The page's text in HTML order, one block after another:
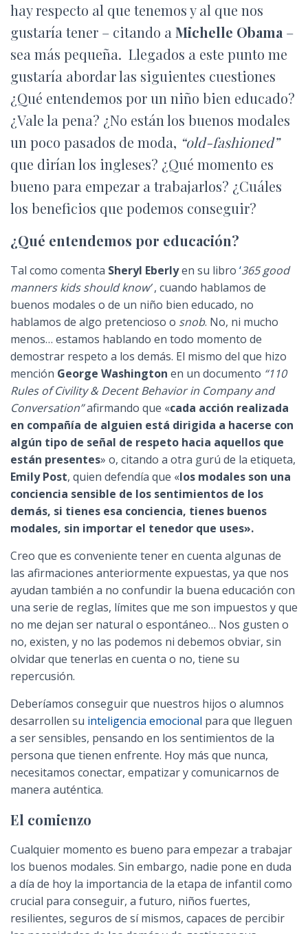
hay respecto al que tenemos y al que nos
gustaría tener – citando a Michelle Obama –
sea más pequeña. Llegados a este punto me
gustaría abordar las siguientes cuestiones
¿Qué entendemos por un niño bien educado?
¿Vale la pena? ¿No están los buenos modales
un poco pasados de moda, “old-fashioned”
que dirían los ingleses? ¿Qué momento es
bueno para empezar a trabajarlos? ¿Cuáles
los beneficios que podemos conseguir?
¿Qué entendemos por educación?
Tal como comenta Sheryl Eberlyen su libro ‘365 good
manners kids should know’, cuando hablamos de
buenos modales o de un niño bien educado, no
hablamos de algo pretencioso o snob. No, ni mucho
menos… estamos hablando en todo momento de
demostrar respeto a los demás. El mismo del que hizo
mención George Washington en un documento “110
Rules of Civility & Decent Behavior in Company and
Conversation”afirmando que «cada acción realizada
en compañía de alguien está dirigida a hacerse con
algún tipo de señal de respeto hacia aquellos que
están presentes» o, citando a otra gurú de la etiqueta,
Emily Post, quien defendía que «los modales son una
conciencia sensible de los sentimientos de los
demás, si tienes esa conciencia, tienes buenos
modales, sin importar el tenedor que uses».
Creo que es conveniente tener en cuenta algunas de
las afirmaciones anteriormente expuestas, ya que nos
ayudan también a no confundir la buena educación con
una serie de reglas, límites que me son impuestos y que
no me dejan ser natural o espontáneo… Nos gusten o
no, existen, y no las podemos ni debemos obviar, sin
olvidar que tenerlas en cuenta o no, tiene su
repercusión.
Deberíamos conseguir que nuestros hijos o alumnos
desarrollen su inteligencia emocional para que lleguen
a ser sensibles, pensando en los sentimientos de la
persona que tienen enfrente. Hoy más que nunca,
necesitamos conectar, empatizar y comunicarnos de
manera auténtica.
El comienzo
Cualquier momento es bueno para empezar a trabajar
los buenos modales. Sin embargo, nadie pone en duda
a día de hoy la importancia de la etapa de infantil como
crucial para conseguir, a futuro, niños fuertes,
resilientes, seguros de sí mismos, capaces de percibir